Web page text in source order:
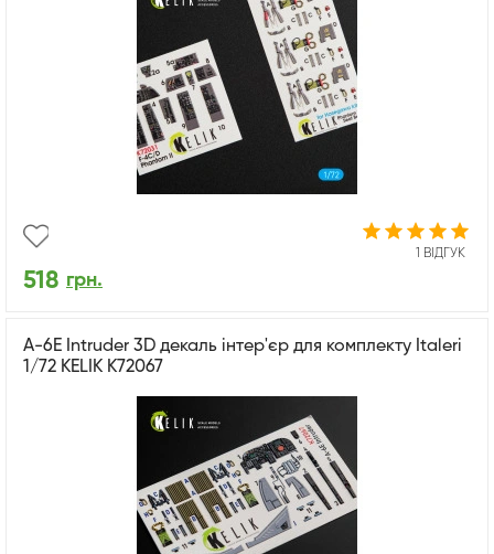
1 ВІДГУК
518 грн.
A-6E Intruder 3D декаль інтер'єр для комплекту Italeri
1/72 KELIK K72067